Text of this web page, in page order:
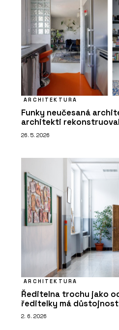
ARCHITEKTURA
Funky neučesaná
architekti
26. 5. 2026
ARCHITEKTURA
Ředitelna trochu jako
ředitelky má důstojnost
2. 6. 2026